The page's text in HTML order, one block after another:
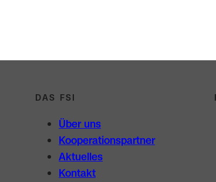
DAS FSI
Über uns
Kooperations­partner
Aktuelles
Kontakt